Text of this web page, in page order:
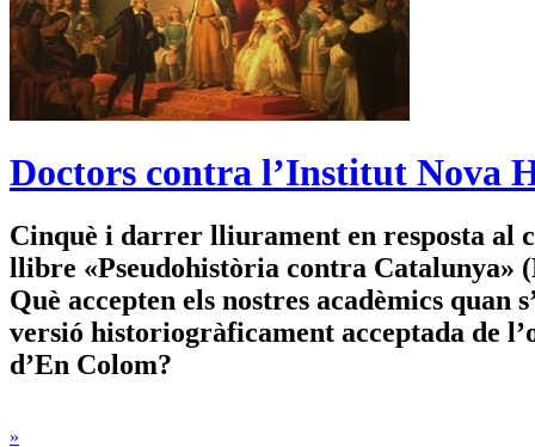
Doctors contra l’Institut Nova
Cinquè i darrer lliurament en resposta al
llibre «Pseudohistòria contra Catalunya»
Què accepten els nostres acadèmics quan
versió historiogràficament acceptada de
d’En Colom?
»